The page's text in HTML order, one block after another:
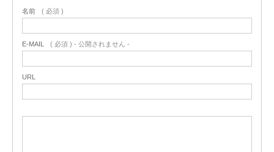
名前 ( 必須 )
E-MAIL ( 必須 ) - 公開されません -
URL